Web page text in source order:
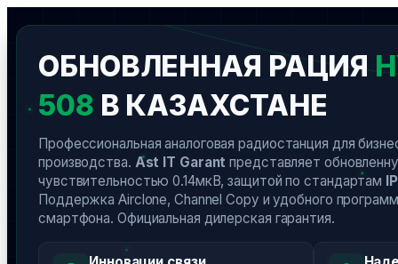
Перейти
содержимому
ОБНОВЛЕННАЯ РАЦИЯ
508 В КАЗАХСТАНЕ
Профессиональная аналоговая радиостанция для
производства. Ast IT Garant представляет
чувствительностью 0.14мкВ, защитой по стандартам
Поддержка Airclone, Channel Copy и удобного
смартфона. Официальная дилерская гарантия.